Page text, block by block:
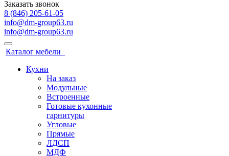
Заказать звонок
8 (846) 205-61-05
info@dm-group63.ru
info@dm-group63.ru
Каталог мебели
Кухни
На заказ
Модульные
Встроенные
Готовые кухонные
гарнитуры
Угловые
Прямые
ЛДСП
МДФ